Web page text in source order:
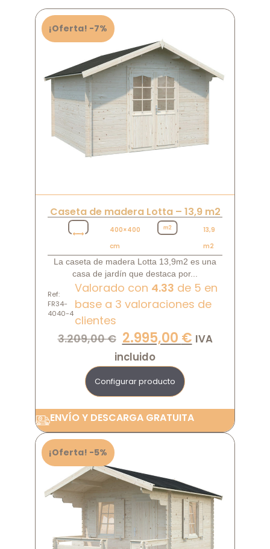
¡Oferta! -7%
Caseta de madera Lotta – 13,9 m2
400×400
cm
13,9
m2
La caseta de madera Lotta 13,9m2 es una
casa de jardín que destaca por...
Ref:
FR34-
4040-4
Valorado con 4.33 de 5 en
base a 3 valoraciones de
clientes
3.209,00€ 2.995,00 € IVA
incluido
Configurar producto
ENVÍO Y DESCARGA GRATUITA
¡Oferta! -5%